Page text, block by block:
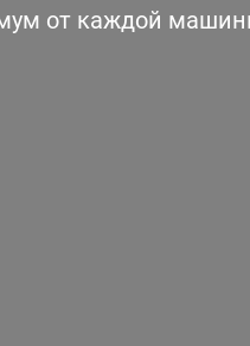
от каждой